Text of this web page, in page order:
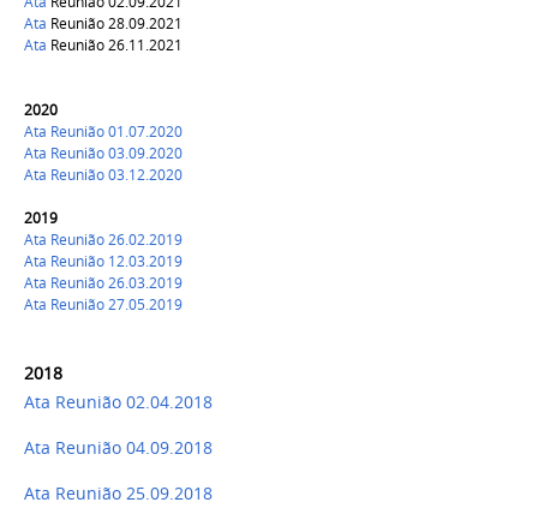
Ata Reunião 28.09.2021
Ata Reunião 26.11.2021
2020
Ata Reunião 01.07.2020
Ata Reunião 03.09.2020
Ata Reunião 03.12.2020
2019
Ata Reunião 26.02.2019
Ata Reunião 12.03.2019
Ata Reunião 26.03.2019
Ata Reunião 27.05.2019
2018
Ata Reunião 02.04.2018
Ata Reunião 04.09.2018
Ata Reunião 25.09.2018